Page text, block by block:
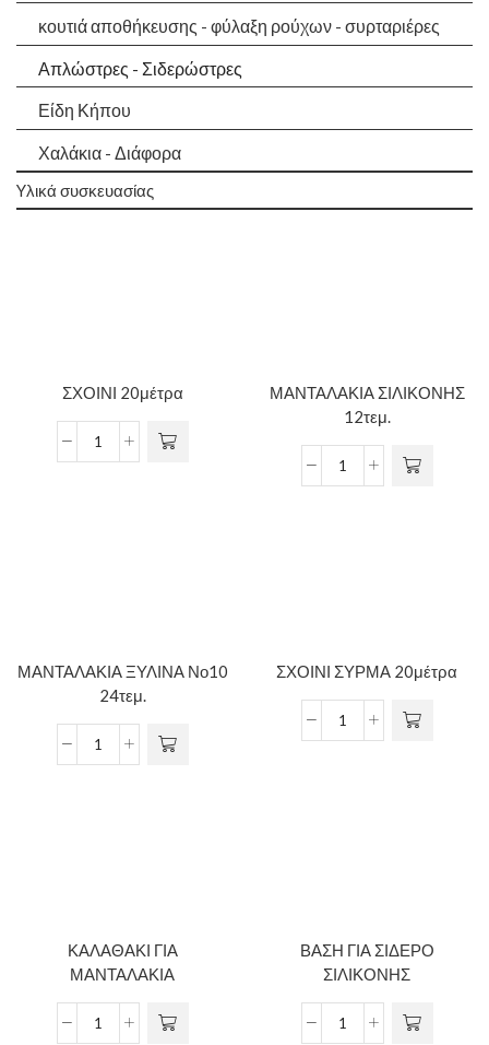
ΣΧΟΙΝΙ 20μέτρα
ΜΑΝΤΑΛΑΚΙΑ ΣΙΛΙΚΟΝΗΣ
12τεμ.
ΜΑΝΤΑΛΑΚΙΑ ΞΥΛΙΝΑ Νο10
24τεμ.
ΣΧΟΙΝΙ ΣΥΡΜΑ 20μέτρα
ΚΑΛΑΘΑΚΙ ΓΙΑ
ΜΑΝΤΑΛΑΚΙΑ
ΒΑΣΗ ΓΙΑ ΣΙΔΕΡΟ
ΣΙΛΙΚΟΝΗΣ
κουτιά αποθήκευσης - φύλαξη ρούχων - συρταριέρες
Απλώστρες - Σιδερώστρες
Είδη Κήπου
Χαλάκια - Διάφορα
Yλικά συσκευασίας